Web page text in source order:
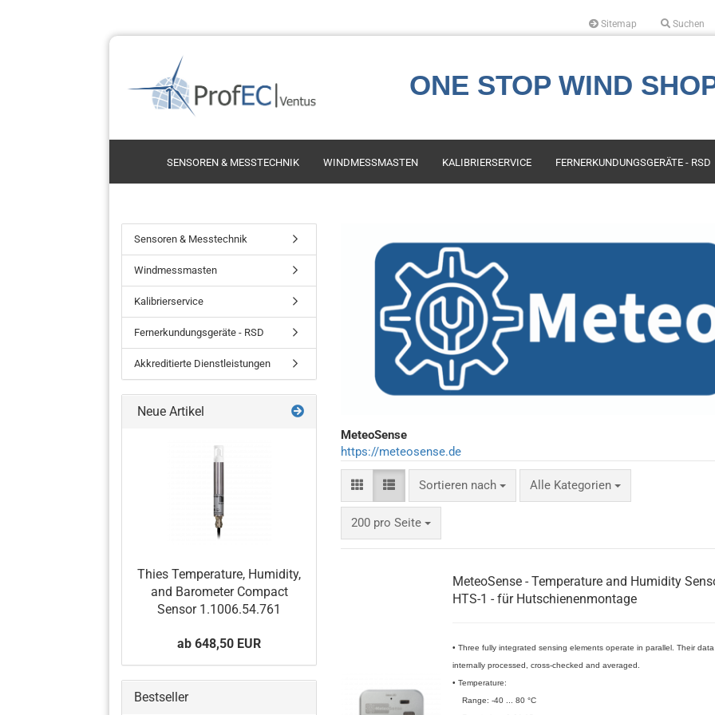
Sitemap Suchen
Lieferland
Konto erstellen
ONE STOP WIND
SENSOREN & MESSTECHNIK
Schalensternanemometer
Ultrasonic Anemometer
Propelleranemometer
Thies Compact
Vector Instruments
Kintech Engineering
Barometer
Temperatur- und
Wetterstation
Niederschlagssensor
WINDMESSMASTEN KALIBRIERSERVICE FERNERKUNDUNGSGERÄTE - RSD
Atmospheric Conditions
Mapping
Leasing
MeteoSense
https://meteosense.de
Sortieren nach Alle Kategorien
200 pro Seite
MeteoSense - Temperature and Humidity
HTS-1 - für Hutschienenmontage
• Three fully integrated sensing elements operate in parallel. Their
internally processed, cross-checked and averaged.
• Temperature:
Range: -40 ... 80 °C
Sensoren & Messtechnik
Windmessmasten
Kalibrierservice
Fernerkundungsgeräte - RSD
Akkreditierte Dienstleistungen
Neue Artikel
Thies Temperature, Humidity,
and Barometer Compact
Sensor 1.1006.54.761
ab 648,50 EUR
Bestseller